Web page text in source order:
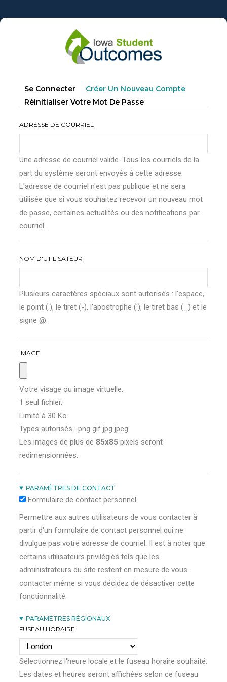
au
Onglets
principaux
Se Connecter Créer Un Nouveau Compte
Réinitialiser Votre Mot De Passe
ADRESSE DE COURRIEL
Une adresse de courriel valide. Tous les courriels de la
part du système seront envoyés à cette adresse.
L'adresse de courriel n'est pas publique et ne sera
utilisée que si vous souhaitez recevoir un nouveau mot
de passe, certaines actualités ou des notifications par
courriel.
NOM D'UTILISATEUR
Plusieurs caractères spéciaux sont autorisés : l'espace,
le point (.), le tiret (-), l'apostrophe ('), le tiret bas (_) et le
signe @.
IMAGE
Votre visage ou image virtuelle.
1 seul fichier.
Limité à 30 Ko.
Types autorisés : png gif jpg jpeg.
Les images de plus de 85x85 pixels seront
redimensionnées.
PARAMÈTRES DE CONTACT
Formulaire de contact personnel
Permettre aux autres utilisateurs de vous contacter à
partir d'un formulaire de contact personnel qui ne
divulgue pas votre adresse de courriel. Il est à noter que
certains utilisateurs privilégiés tels que les
administrateurs du site restent en mesure de vous
contacter même si vous décidez de désactiver cette
fonctionnalité.
PARAMÈTRES RÉGIONAUX
FUSEAU HORAIRE
Sélectionnez l'heure locale et le fuseau horaire souhaité.
Les dates et heures seront affichées selon ce fuseau